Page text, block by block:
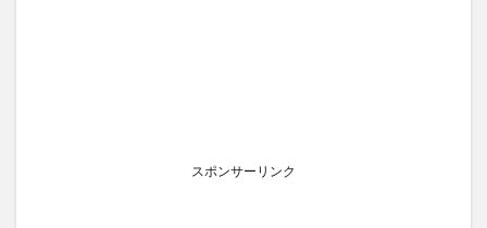
スポンサーリンク